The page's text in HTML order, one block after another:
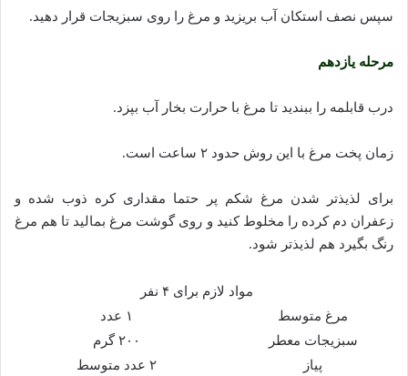
سپس نصف استکان آب بریزید و مرغ را روی سبزیجات قرار دهید.
مرحله یازدهم
درب قابلمه را ببندید تا مرغ با حرارت بخار آب بپزد.
زمان پخت مرغ با این روش حدود ۲ ساعت است.
برای لذیذتر شدن مرغ شکم پر حتما مقداری کره ذوب شده و
زعفران دم کرده را مخلوط کنید و روی گوشت مرغ بمالید تا هم مرغ
رنگ بگیرد هم لذیذتر شود.
مواد لازم برای ۴ نفر
مرغ متوسط
۱ عدد
سبزیجات معطر
۲۰۰ گرم
پیاز
۲ عدد متوسط